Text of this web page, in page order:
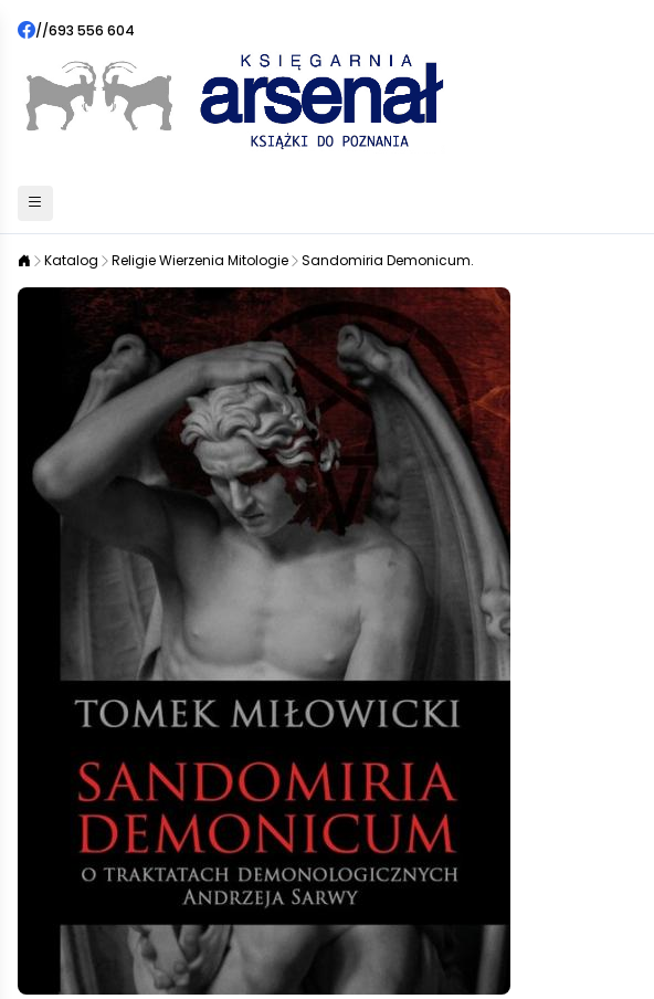
//693 556 604
Katalog Religie Wierzenia Mitologie Sandomiria Demonicum.